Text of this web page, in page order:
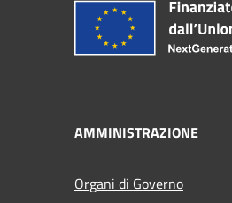
AMMINISTRAZIONE
Organi di Governo